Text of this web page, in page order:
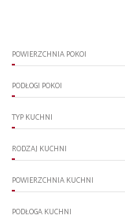
POWIERZCHNIA POKOI
PODŁOGI POKOI
TYP KUCHNI
RODZAJ KUCHNI
POWIERZCHNIA KUCHNI
PODŁOGA KUCHNI